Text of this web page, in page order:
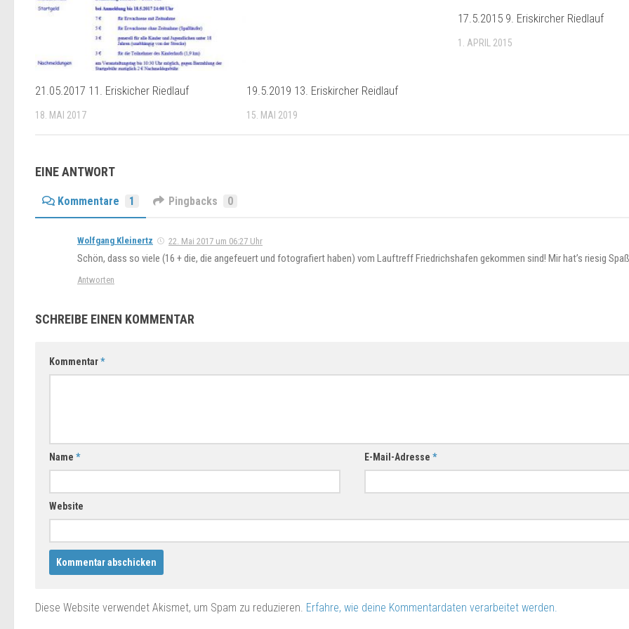
21.05.2017 11. Eriskicher Riedlauf
18. MAI 2017
17.5.2015 9. Eriskircher Riedlauf
1. APRIL 2015
EINE ANTWORT
Kommentare 1 Pingbacks 0
Wolfgang Kleinertz 22. Mai 2017 um 06:27 Uhr
Schön, dass so viele (16 + die, die angefeuert und fotografiert haben) vom Lauftreff Friedrichshafen gekommen sind! Mir hat’s riesig
Antworten
SCHREIBE EINEN KOMMENTAR
Kommentar*
Name * E-Mail-Adresse*
Website
Diese Website verwendet Akismet, um Spam zu reduzieren. Erfahre, wie deine Kommentardaten verarbeitet werden.